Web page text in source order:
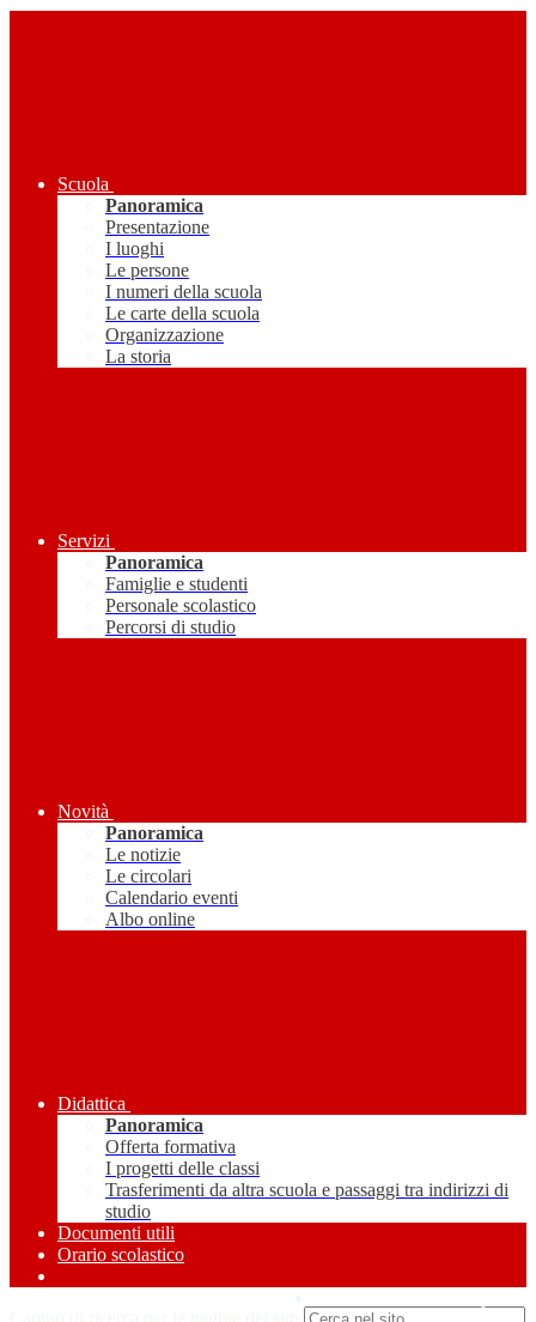
Scuola
Panoramica
Presentazione
I luoghi
Le persone
I numeri della scuola
Le carte della scuola
Organizzazione
La storia
Servizi
Panoramica
Famiglie e studenti
Personale scolastico
Percorsi di studio
Novità
Panoramica
Le notizie
Le circolari
Calendario eventi
Albo online
Didattica
Panoramica
Offerta formativa
I progetti delle classi
Trasferimenti da altra scuola e passaggi tra indirizzi di
studio
Documenti utili
Orario scolastico